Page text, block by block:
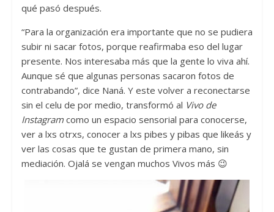
qué pasó después.
“Para la organización era importante que no se pudiera
subir ni sacar fotos, porque reafirmaba eso del lugar
presente. Nos interesaba más que la gente lo viva ahí.
Aunque sé que algunas personas sacaron fotos de
contrabando”, dice Naná. Y este volver a reconectarse
sin el celu de por medio, transformó al Vivo de
Instagramcomo un espacio sensorial para conocerse,
ver a lxs otrxs, conocer a lxs pibes y pibas que likeás y
ver las cosas que te gustan de primera mano, sin
mediación. Ojalá se vengan muchos Vivos más 😉